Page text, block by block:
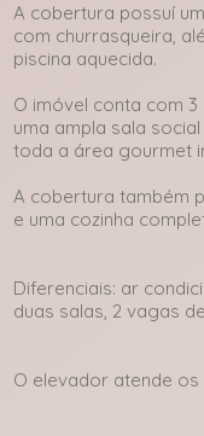
A cobertura possuí
com churrasqueira,
piscina aquecida.
O imóvel conta com
uma ampla sala
toda a área gourmet
A cobertura também
e uma cozinha
Diferenciais: ar
duas salas, 2 vagas
O elevador atende